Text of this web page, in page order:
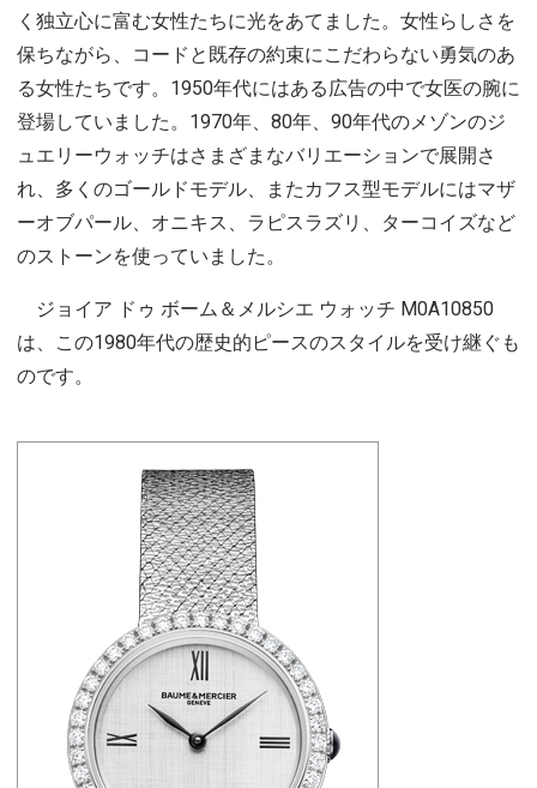
く独立心に富む女性たちに光をあてました。女性らしさを
保ちながら、コードと既存の約束にこだわらない勇気のあ
る女性たちです。1950年代にはある広告の中で女医の腕に
登場していました。1970年、80年、90年代のメゾンのジ
ュエリーウォッチはさまざまなバリエーションで展開さ
れ、多くのゴールドモデル、またカフス型モデルにはマザ
ーオブパール、オニキス、ラピスラズリ、ターコイズなど
のストーンを使っていました。
ジョイア ドゥ ボーム＆メルシエ ウォッチ M0A10850
は、この1980年代の歴史的ピースのスタイルを受け継ぐも
のです。